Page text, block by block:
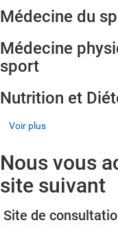
Médecine du
Médecine
sport
Nutrition et
Voir plus
Nous vous
site suivant
Site de